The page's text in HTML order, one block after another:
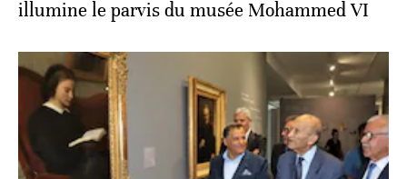
illumine le parvis du musée Mohammed VI